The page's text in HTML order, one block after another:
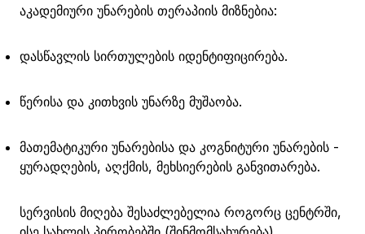
აკადემიური უნარების თერაპიის მიზნებია:
დასწავლის სირთულების იდენტიფიცირება.
წერისა და კითხვის უნარზე მუშაობა.
მათემატიკური უნარებისა და კოგნიტური უნარების -
ყურადღების, აღქმის, მეხსიერების განვითარება.
სერვისის მიღება შესაძლებელია როგორც ცენტრში,